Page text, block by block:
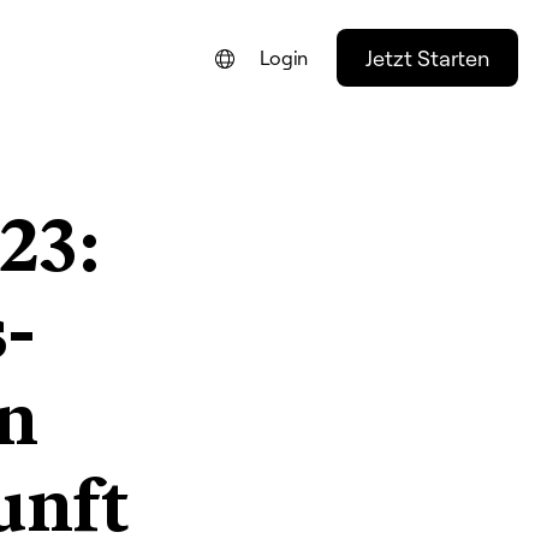
Login Jetzt Starten